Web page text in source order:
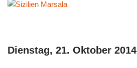
Dienstag, 21. Oktober 2014